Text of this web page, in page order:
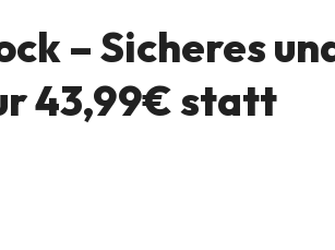
– Sicheres
43,99€ statt